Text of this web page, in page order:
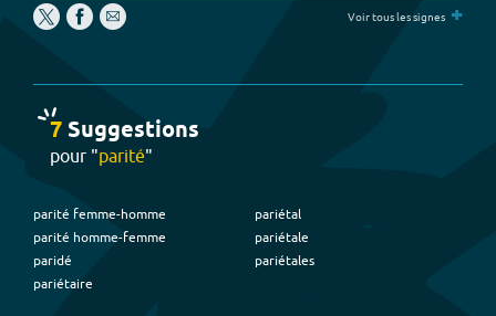
Voir tous les signes +
7Suggestions
pour "parité"
parité femme-homme
parité homme-femme
paridé
pariétaire
pariétal
pariétale
pariétales